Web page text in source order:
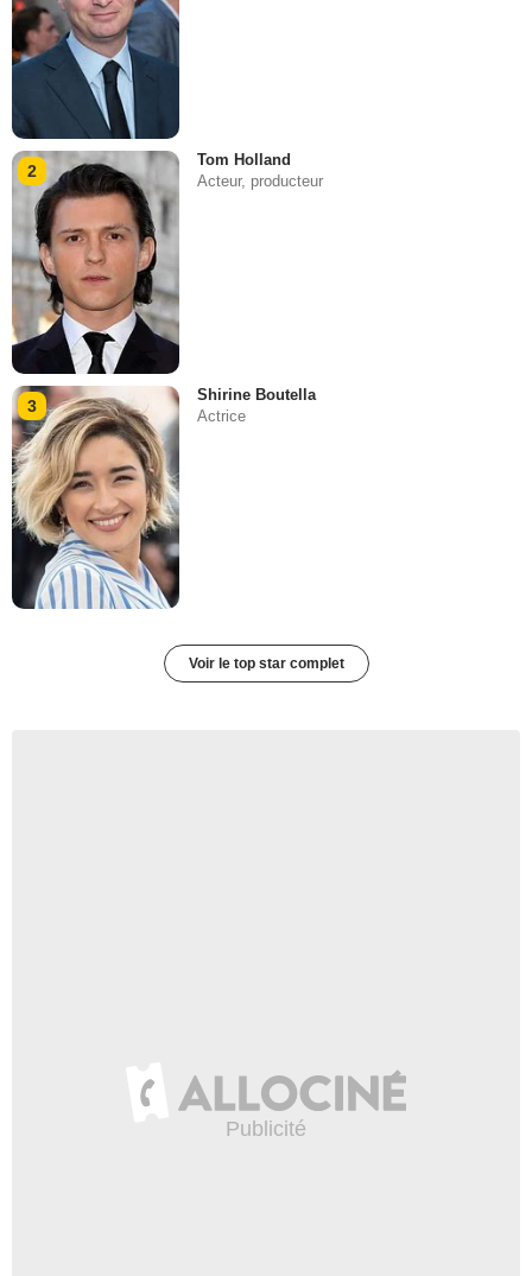
2
Tom Holland
Acteur, producteur
3
Shirine Boutella
Actrice
Voir le top star complet